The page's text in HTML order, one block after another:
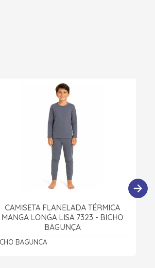
CAMISETA FLANELADA TÉRMICA
MANGA LONGA LISA 7323 - BICHO
BAGUNÇA
BAGUNCA